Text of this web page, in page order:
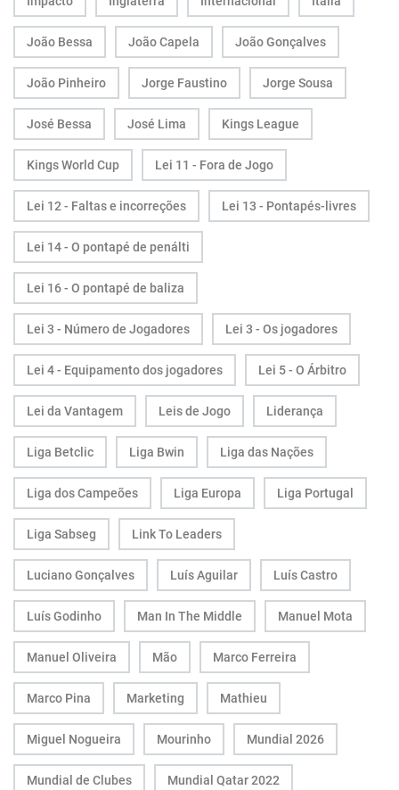
João Bessa João Capela João Gonçalves
João Pinheiro Jorge Faustino Jorge Sousa
José Bessa José Lima Kings League
Kings World Cup Lei 11 - Fora de Jogo
Lei 12 - Faltas e incorreções Lei 13 - Pontapés-livres
Lei 14 - O pontapé de penálti
Lei 16 - O pontapé de baliza
Lei 3 - Número de Jogadores Lei 3 - Os jogadores
Lei 4 - Equipamento dos jogadores Lei 5 - O Árbitro
Lei da Vantagem Leis de Jogo Liderança
Liga Betclic Liga Bwin Liga das Nações
Liga dos Campeões Liga Europa Liga Portugal
Liga Sabseg Link To Leaders
Luciano Gonçalves Luís Aguilar Luís Castro
Luís Godinho Man In The Middle Manuel Mota
Manuel Oliveira Mão Marco Ferreira
Marco Pina Marketing Mathieu
Miguel Nogueira Mourinho Mundial 2026
Mundial de Clubes Mundial Qatar 2022